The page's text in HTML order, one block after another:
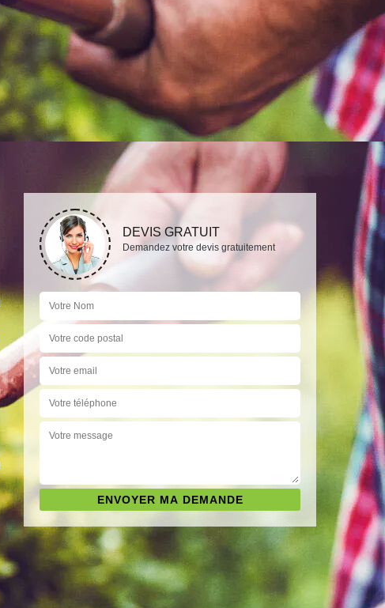
DEVIS GRATUIT
Demandez votre devis gratuitement